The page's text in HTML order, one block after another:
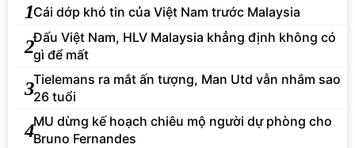
1Cái dớp khó tin của Việt Nam trước Malaysia
2Đấu Việt Nam, HLV Malaysia khẳng định không có
gì để mất
3Tielemans ra mắt ấn tượng, Man Utd vẫn nhắm sao
26 tuổi
4MU dừng kế hoạch chiêu mộ người dự phòng cho
Bruno Fernandes